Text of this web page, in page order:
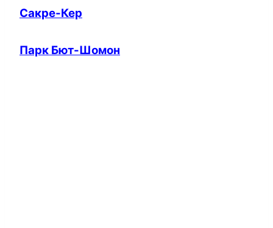
Сакре-Кер
Парк Бют-Шомон